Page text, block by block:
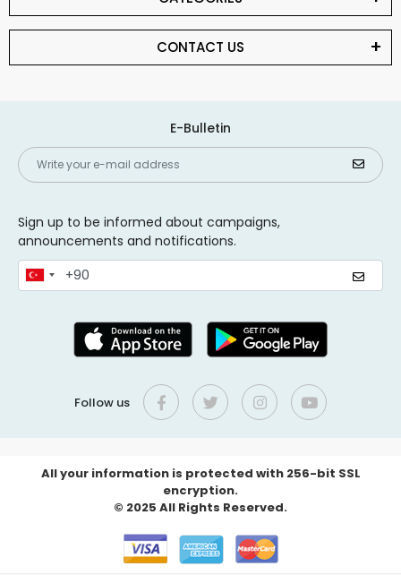
CONTACT US
E-Bulletin
Sign up to be informed about campaigns,
announcements and notifications.
Follow us
All your information is protected with 256-bit SSL
encryption.
© 2025 All Rights Reserved.